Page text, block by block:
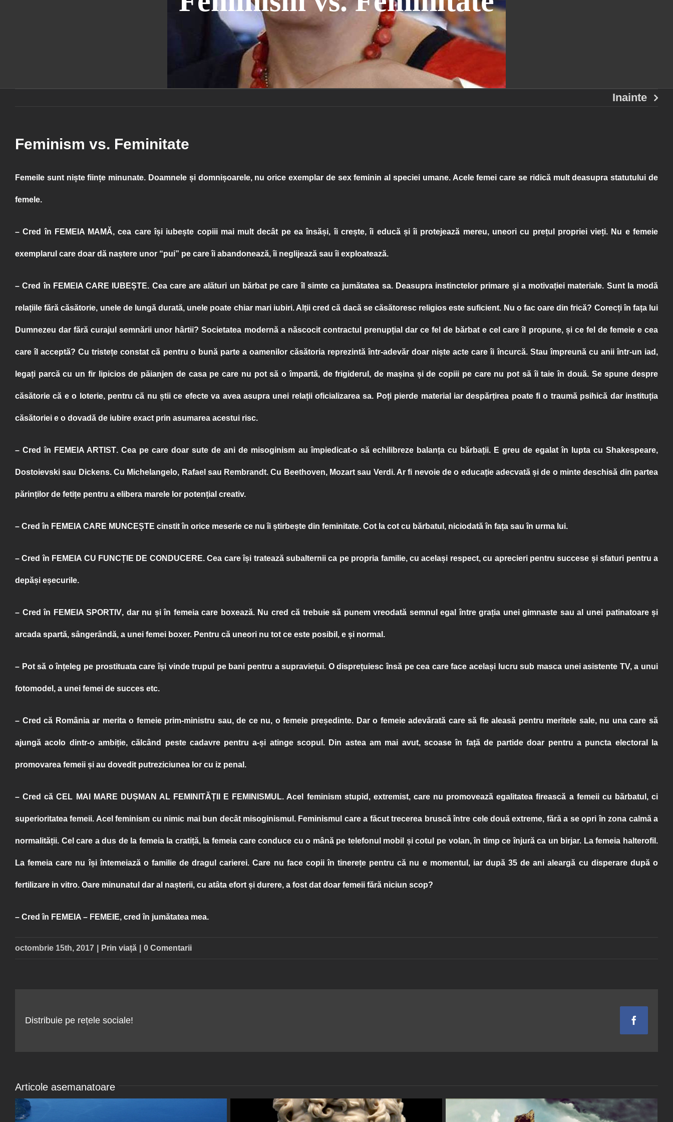
Inainte
Feminism vs. Feminitate
Femeile sunt niște ființe minunate. Doamnele și domnișoarele, nu orice exemplar de sex feminin al speciei umane. Acele femei care se ridică mult deasupra statutului de
femele.
– Cred în FEMEIA MAMĂ, cea care își iubește copiii mai mult decât pe ea însăși, îi crește, îi educă și îi protejează mereu, uneori cu prețul propriei vieți. Nu e femeie
exemplarul care doar dă naștere unor “pui” pe care îi abandonează, îi neglijează sau îi exploatează.
– Cred în FEMEIA CARE IUBEȘTE. Cea care are alături un bărbat pe care îl simte ca jumătatea sa. Deasupra instinctelor primare și a motivației materiale. Sunt la modă
relațiile fără căsătorie, unele de lungă durată, unele poate chiar mari iubiri. Alții cred că dacă se căsătoresc religios este suficient. Nu o fac oare din frică? Corecți în fața lui
Dumnezeu dar fără curajul semnării unor hârtii? Societatea modernă a născocit contractul prenupțial dar ce fel de bărbat e cel care îl propune, și ce fel de femeie e cea
care îl acceptă? Cu tristețe constat că pentru o bună parte a oamenilor căsătoria reprezintă într-adevăr doar niște acte care îi încurcă. Stau împreună cu anii într-un iad,
legați parcă cu un fir lipicios de păianjen de casa pe care nu pot să o împartă, de frigiderul, de mașina și de copiii pe care nu pot să îi taie în două. Se spune despre
căsătorie că e o loterie, pentru că nu știi ce efecte va avea asupra unei relații oficializarea sa. Poți pierde material iar despărțirea poate fi o traumă psihică dar instituția
căsătoriei e o dovadă de iubire exact prin asumarea acestui risc.
– Cred în FEMEIA ARTIST. Cea pe care doar sute de ani de misoginism au împiedicat-o să echilibreze balanța cu bărbații. E greu de egalat în lupta cu Shakespeare,
Dostoievski sau Dickens. Cu Michelangelo, Rafael sau Rembrandt. Cu Beethoven, Mozart sau Verdi. Ar fi nevoie de o educație adecvată și de o minte deschisă din partea
părinților de fetițe pentru a elibera marele lor potențial creativ.
– Cred în FEMEIA CARE MUNCEȘTE cinstit în orice meserie ce nu îi știrbește din feminitate. Cot la cot cu bărbatul, niciodată în fața sau în urma lui.
– Cred în FEMEIA CU FUNCȚIE DE CONDUCERE. Cea care își tratează subalternii ca pe propria familie, cu același respect, cu aprecieri pentru succese și sfaturi pentru a
depăși eșecurile.
– Cred în FEMEIA SPORTIV, dar nu și în femeia care boxează. Nu cred că trebuie să punem vreodată semnul egal între grația unei gimnaste sau al unei patinatoare și
arcada spartă, sângerândă, a unei femei boxer. Pentru că uneori nu tot ce este posibil, e și normal.
– Pot să o înțeleg pe prostituata care își vinde trupul pe bani pentru a supraviețui. O disprețuiesc însă pe cea care face același lucru sub masca unei asistente TV, a unui
fotomodel, a unei femei de succes etc.
– Cred că România ar merita o femeie prim-ministru sau, de ce nu, o femeie președinte. Dar o femeie adevărată care să fie aleasă pentru meritele sale, nu una care să
ajungă acolo dintr-o ambiție, călcând peste cadavre pentru a-și atinge scopul. Din astea am mai avut, scoase în față de partide doar pentru a puncta electoral la
promovarea femeii și au dovedit putreziciunea lor cu iz penal.
– Cred căCEL MAI MARE DUȘMAN AL FEMINITĂȚII E FEMINISMUL. Acel feminism stupid, extremist, care nu promovează egalitatea firească a femeii cu bărbatul, ci
superioritatea femeii. Acel feminism cu nimic mai bun decât misoginismul. Feminismul care a făcut trecerea bruscă între cele două extreme, fără a se opri în zona calmă a
normalității. Cel care a dus de la femeia la cratiță, la femeia care conduce cu o mână pe telefonul mobil și cotul pe volan, în timp ce înjură ca un birjar. La femeia halterofil.
La femeia care nu își întemeiază o familie de dragul carierei. Care nu face copii în tinerețe pentru că nu e momentul, iar după 35 de ani aleargă cu disperare după o
fertilizare in vitro. Oare minunatul dar al nașterii, cu atâta efort și durere, a fost dat doar femeii fără niciun scop?
– Cred în FEMEIA – FEMEIE, cred în jumătatea mea.
octombrie 15th, 2017 Prin viață 0 Comentarii
Distribuie pe rețele sociale!
Articole asemanatoare